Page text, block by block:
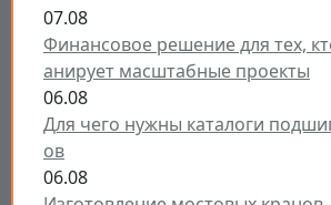
07.08
Финансовое решение для тех,
анирует масштабные проекты
06.08
Для чего нужны каталоги
ов
06.08